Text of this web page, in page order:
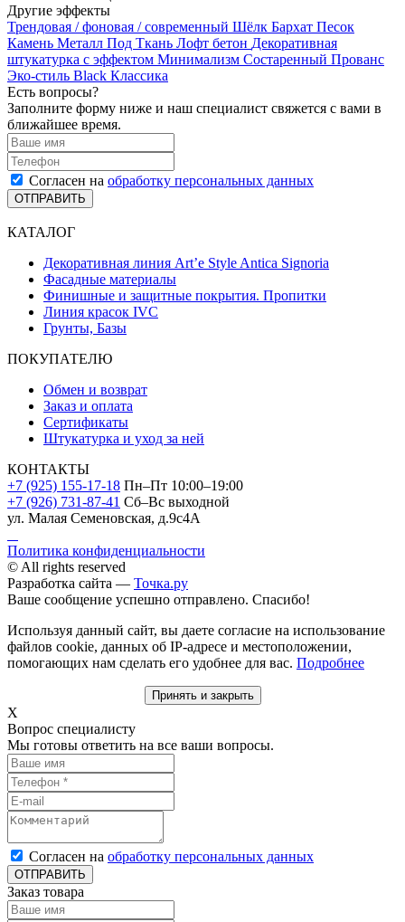
Другие эффекты
Трендовая / фоновая / современный Шёлк Бархат Песок
Камень Металл Под Ткань Лофт бетон Декоративная
штукатурка с эффектом Минимализм Состаренный Прованс
Эко-стиль Black Классика
Есть вопросы?
Заполните форму ниже и наш специалист свяжется с вами в
ближайшее время.
Согласен на обработку персональных данных
ОТПРАВИТЬ
КАТАЛОГ
Декоративная линия Art’e Style Antica Signoria
Фасадные материалы
Финишные и защитные покрытия. Пропитки
Линия красок IVC
Грунты, Базы
ПОКУПАТЕЛЮ
Обмен и возврат
Заказ и оплата
Сертификаты
Штукатурка и уход за ней
КОНТАКТЫ
+7 (925) 155-17-18 Пн–Пт 10:00–19:00
+7 (926) 731-87-41 Сб–Вс выходной
ул. Малая Семеновская, д.9с4А
Политика конфиденциальности
© All rights reserved
Разработка сайта — Точка.ру
Ваше сообщение успешно отправлено. Спасибо!
Используя данный сайт, вы даете согласие на использование
файлов cookie, данных об IP-адресе и местоположении,
помогающих нам сделать его удобнее для вас. Подробнее
Принять и закрыть
X
Вопрос специалисту
Мы готовы ответить на все ваши вопросы.
Согласен на обработку персональных данных
ОТПРАВИТЬ
Заказ товара